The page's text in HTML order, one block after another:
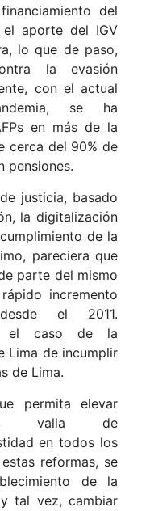
del
el aporte del IGV
lo que de paso,
la evasión
con el actual
se ha
en más de la
cerca del 90% de
pensiones.
justicia, basado
la digitalización
de la
pareciera que
parte del mismo
incremento
el 2011.
el caso de la
Lima de incumplir
de Lima.
permita elevar
la valla de
en todos los
reformas, se
de la
tal vez, cambiar